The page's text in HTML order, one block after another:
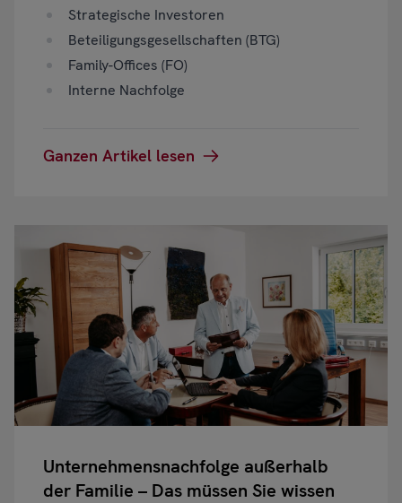
Strategische Investoren
Beteiligungsgesellschaften (BTG)
Family-Offices (FO)
Interne Nachfolge
Ganzen Artikel lesen
Unternehmensnachfolge außerhalb
der Familie – Das müssen Sie wissen